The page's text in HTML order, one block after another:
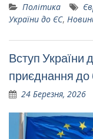
Політика
України до ЄС,
Вступ
приєднання до
24 Березня, 2026